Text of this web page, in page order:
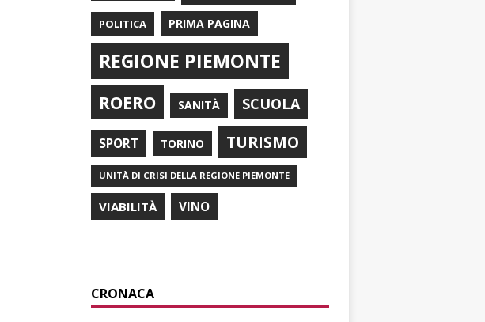
POLITICA PRIMA PAGINA
REGIONE PIEMONTE
ROERO SANITÀ SCUOLA
SPORT TORINO TURISMO
UNITÀ DI CRISI DELLA REGIONE PIEMONTE
VIABILITÀ VINO
CRONACA